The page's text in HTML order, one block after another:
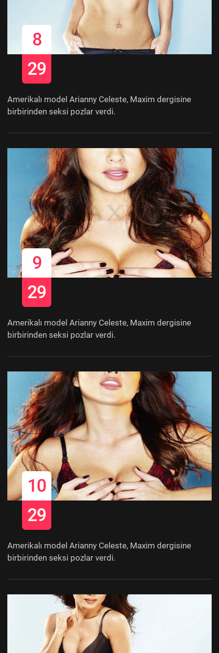
8
29
Amerikalı model Arianny Celeste, Maxim dergisine
birbirinden seksi pozlar verdi.
9
29
Amerikalı model Arianny Celeste, Maxim dergisine
birbirinden seksi pozlar verdi.
10
29
Amerikalı model Arianny Celeste, Maxim dergisine
birbirinden seksi pozlar verdi.